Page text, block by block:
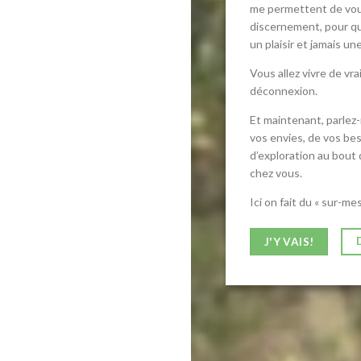
me permettent de
discernement, pour
un plaisir et jamais
Vous allez vivre de
déconnexion.
Et maintenant,
vos envies, de vos
d’exploration au
chez vous.
Ici on fait du « sur-
J'Y VAIS!